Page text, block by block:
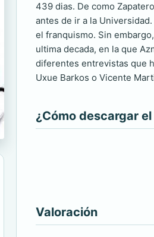
439 dias. De como
antes de ir a la
el franquismo. Sin
ultima decada, en la que
diferentes entrevistas que
Uxue Barkos o Vicente
¿Cómo descargar
Valoración